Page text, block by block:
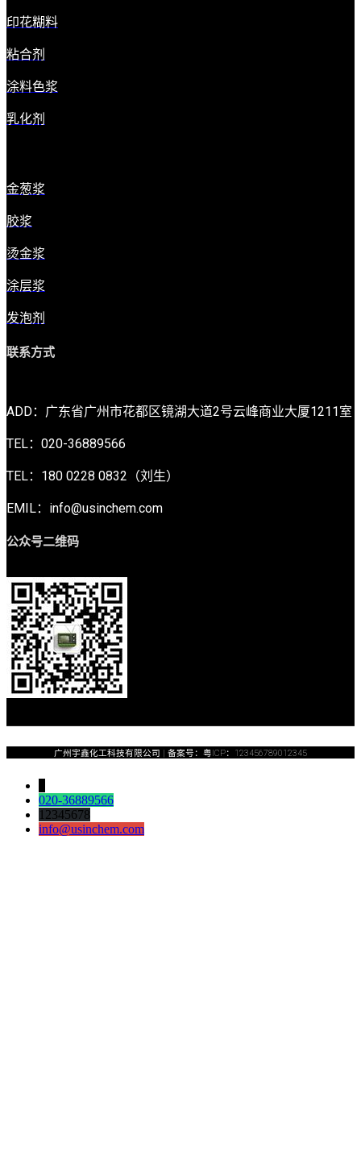
印花糊料
粘合剂
涂料色浆
乳化剂
金葱浆
胶浆
烫金浆
涂层浆
发泡剂
联系方式
ADD：广东省广州市花都区镜湖大道2号云峰商业大厦1211室
TEL：020-36889566
TEL：180 0228 0832（刘生）
EMIL：info@usinchem.com
公众号二维码
广州宇鑫化工科技有限公司​ | 备案号：粤ICP：123456789012345
020-36889566
12345678
info@usinchem.com